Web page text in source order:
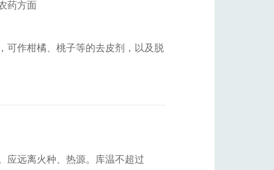
药方面
可作柑橘、桃子等的去皮剂，以及脱
应远离火种、热源。库温不超过